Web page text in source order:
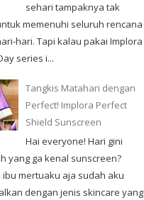
sehari tampaknya tak
memenuhi seluruh rencana
hari. Tapi kalau pakai Implora
series i...
Tangkis Matahari dengan
Perfect! Implora Perfect
Shield Sunscreen
Hai everyone! Hari gini
yang ga kenal sunscreen?
ibu mertuaku aja sudah aku
dengan jenis skincare yang